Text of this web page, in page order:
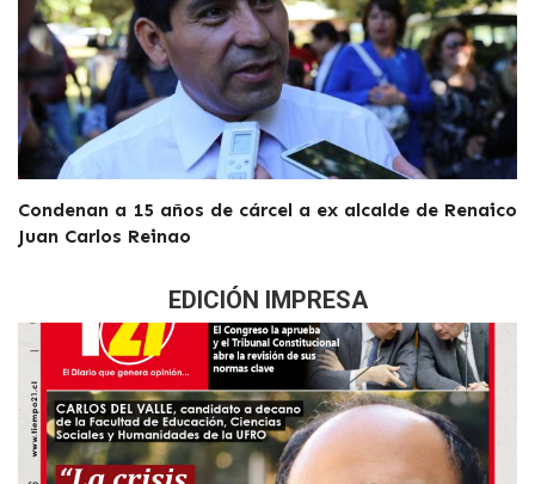
Condenan a 15 años de cárcel a ex alcalde de Renaico
Juan Carlos Reinao
EDICIÓN IMPRESA